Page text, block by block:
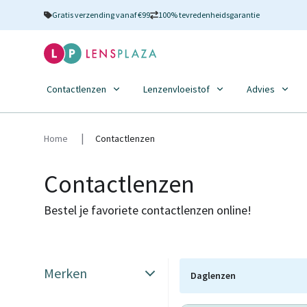
Gratis verzending vanaf €99 100% tevredenheidsgarantie
Contactlenzen Lenzenvloeistof Advies
Home Contactlenzen
Contactlenzen
Bestel je favoriete contactlenzen online!
Merken Daglenzen